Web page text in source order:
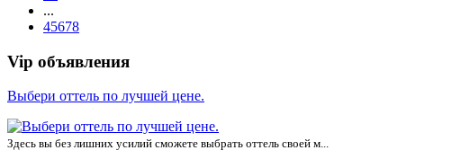
...
45678
Vip объявления
Выбери оттель по лучшей цене.
Здесь вы без лишних усилий сможете выбрать оттель своей м...